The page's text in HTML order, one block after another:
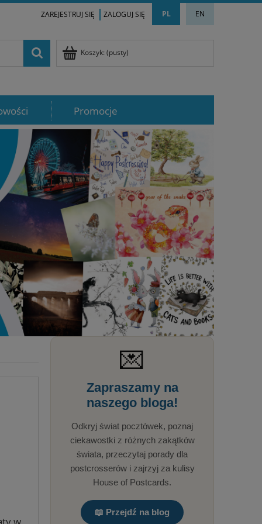
PL EN
ZAREJESTRUJ SIĘ ZALOGUJ SIĘ
Koszyk: (pusty)
Promocje
💌
Zapraszamy na
naszego bloga!
Odkryj świat pocztówek, poznaj
ciekawostki z różnych zakątków
świata, przeczytaj porady dla
postcrosserów i zajrzyj za kulisy
House of Postcards.
📖 Przejdź na blog